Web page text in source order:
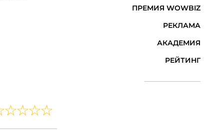
ПРЕМИЯ WOWBIZ
РЕКЛАМА
АКАДЕМИЯ
РЕЙТИНГ